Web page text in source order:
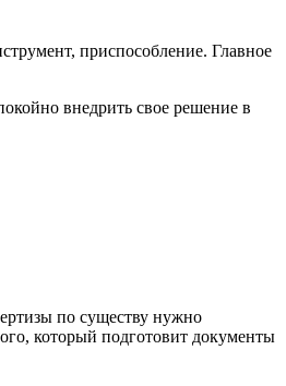
приспособление. Главное
внедрить свое решение в
по существу нужно
который подготовит документы